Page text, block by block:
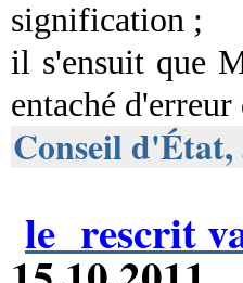
signification ;
il s'ensuit que
entaché
Conseil d'État,
le rescrit